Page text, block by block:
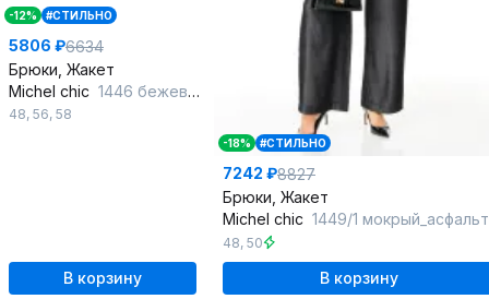
-12% #СТИЛЬНО
5806 ₽6634
Брюки, Жакет
Michel chic 1446 бежевый
48, 56, 58
В корзину
-18% #СТИЛЬНО
7242 ₽8827
Брюки, Жакет
Michel chic 1449/1 мокрый_асфальт
48, 50
В корзину